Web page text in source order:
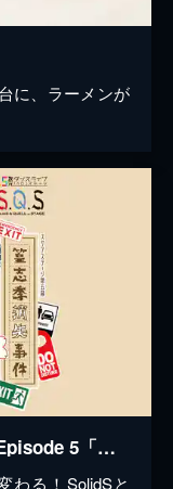
に、ラーメンが
2.5次元ダンスライブ「S.Q.S」 Episode 5「篁志季消失事件」
わる！SolidSと